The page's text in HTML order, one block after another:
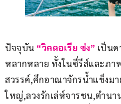
ปัจจุบัน “วิคตอเรีย ซ่ง” เป็น
หลากหลาย ทั้งในซี่รีส์และภา
สวรรค์,ศึกอาณาจักรน้ำแข็งมา
ใหญ่,ลวงรักเล่ห์จารชน,ตำน